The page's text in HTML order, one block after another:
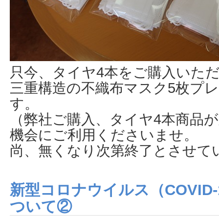
只今、タイヤ4本をご購入いた
三重構造の不織布マスク5枚プ
す。
（弊社ご購入、タイヤ4本商品
機会にご利用くださいませ。
尚、無くなり次第終了とさせて
新型コロナウイルス（
ついて②